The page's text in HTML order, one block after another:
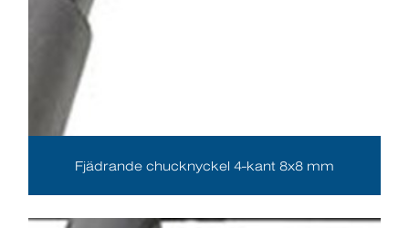
Fjädrande chucknyckel 4-kant 8x8 mm